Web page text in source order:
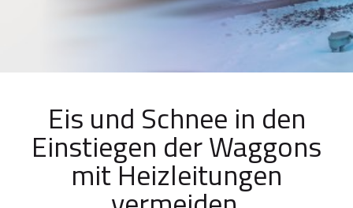
Eis und Schnee in den
Einstiegen der Waggons
mit Heizleitungen